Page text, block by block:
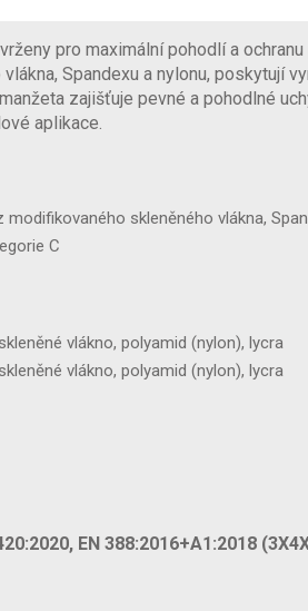
pro maximální pohodlí a
Spandexu a nylonu, poskytují
zajišťuje pevné a pohodlné
aplikace.
skleněného vlákna,
C
vlákno, polyamid (nylon), lycra
vlákno, polyamid (nylon), lycra
EN 388:2016+A1:2018